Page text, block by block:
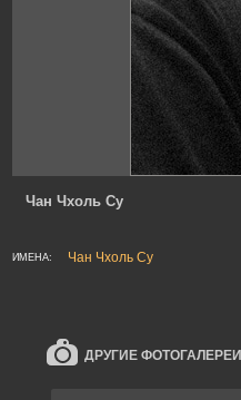
Чан Чхоль Су
ИМЕНА: Чан Чхоль Су
ДРУГИЕ ФОТОГАЛЕРЕИ